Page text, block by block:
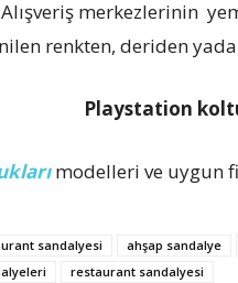
merkezlerinin
renkten, deriden
Playstation
modelleri ve uygun
sandalyesi ahşap sandalye
restaurant sandalyesi